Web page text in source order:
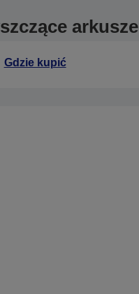
arkusze
Gdzie kupić